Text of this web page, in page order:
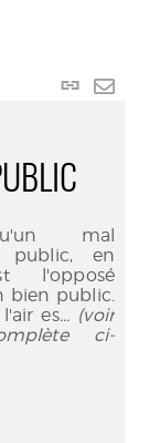
Lien
mal
public, en
l'opposé
bien public.
es... (voir
ci-